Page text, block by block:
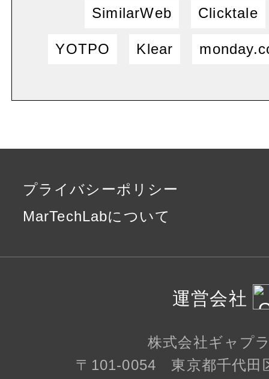
SimilarWeb Clicktale
YOTPO Klear
プライバシーポリシー
MarTechLabについて
運営会社
株式会社ギャプ
〒101-0054 東京都千代田